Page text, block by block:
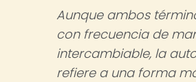
Aunque ambos
con frecuencia de
intercambiable, la
refiere a una forma